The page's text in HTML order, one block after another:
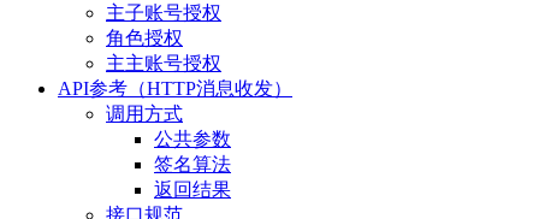
主子账号授权
角色授权
主主账号授权
API参考（HTTP消息收发）
调用方式
公共参数
签名算法
返回结果